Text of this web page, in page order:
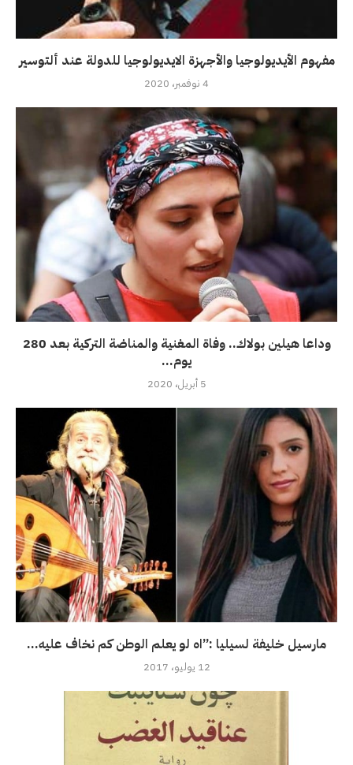
مفهوم الأيديولوجيا والأجهزة الايديولوجيا للدولة عند ألتوسير
4 نوفمبر، 2020
وداعا هيلين بولاك.. وفاة المغنية والمناضة التركية بعد 280
يوم...
5 أبريل، 2020
مارسيل خليفة لسيليا :”اه لو يعلم الوطن كم نخاف عليه...
12 يوليو، 2017